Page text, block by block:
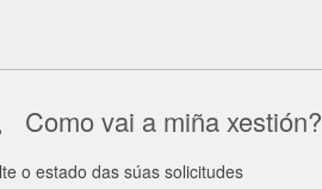
Como vai a miña xestión?
o estado das súas solicitudes